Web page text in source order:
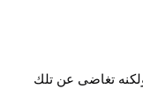
تغاضى عن تلك